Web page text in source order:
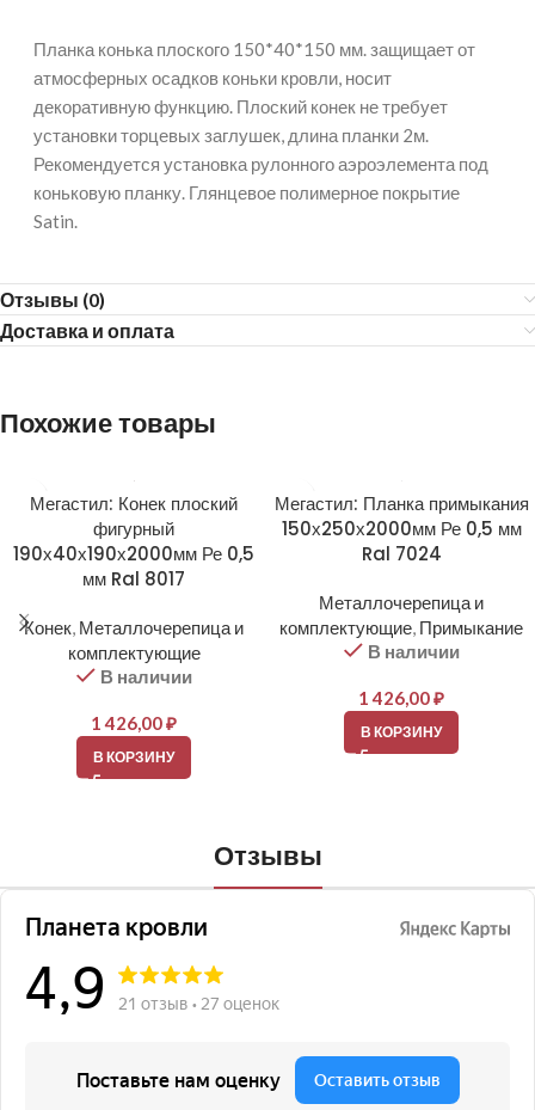
Планка конька плоского 150*40*150 мм. защищает от
атмосферных осадков коньки кровли, носит
декоративную функцию. Плоский конек не требует
установки торцевых заглушек, длина планки 2м.
Рекомендуется установка рулонного аэроэлемента под
коньковую планку. Глянцевое полимерное покрытие
Satin.
Отзывы (0)
Доставка и оплата
Похожие товары
Мегастил: Конек плоский
фигурный
190х40х190х2000мм Ре 0,5
мм Ral 8017
Конек, Металлочерепица и
комплектующие
В наличии
1 426,00₽
В КОРЗИНУ
Мегастил: Планка примыкания
150х250х2000мм Ре 0,5 мм
Ral 7024
Металлочерепица и
комплектующие, Примыкание
В наличии
1 426,00₽
В КОРЗИНУ
Отзывы